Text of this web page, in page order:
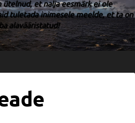
ütelnud, et nalja eesmärk ei ole
tuletada inimesele meelde, et ta on
alavääristatud!